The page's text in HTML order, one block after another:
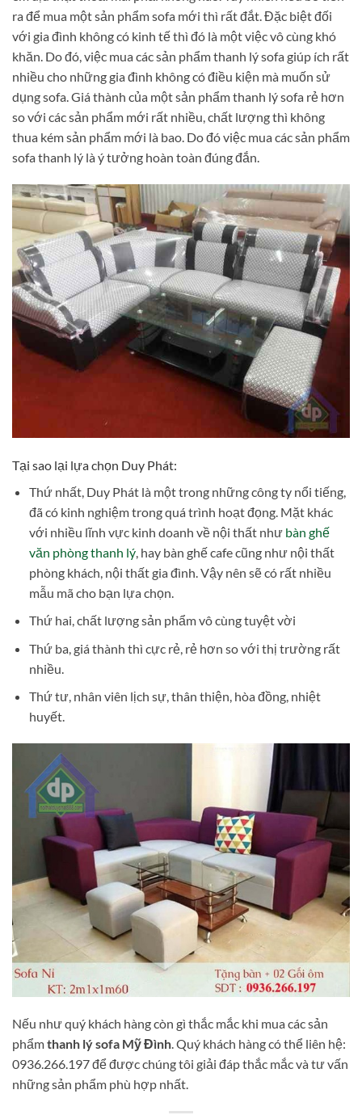
ra để mua một sản phẩm sofa mới thì rất đắt. Đặc biệt đối
với gia đình không có kinh tế thì đó là một việc vô cùng khó
khăn. Do đó, việc mua các sản phẩm thanh lý sofa giúp ích rất
nhiều cho những gia đình không có điều kiện mà muốn sử
dụng sofa. Giá thành của một sản phẩm thanh lý sofa rẻ hơn
so với các sản phẩm mới rất nhiều, chất lượng thì không
thua kém sản phẩm mới là bao. Do đó việc mua các sản phẩm
sofa thanh lý là ý tưởng hoàn toàn đúng đắn.
Tại sao lại lựa chọn Duy Phát:
Thứ nhất, Duy Phát là một trong những công ty nổi tiếng,
đã có kinh nghiệm trong quá trình hoạt đọng. Mặt khác
với nhiều lĩnh vực kinh doanh về nội thất như bàn ghế
văn phòng thanh lý, hay bàn ghế cafe cũng như nội thất
phòng khách, nội thất gia đình. Vậy nên sẽ có rất nhiều
mẫu mã cho bạn lựa chọn.
Thứ hai, chất lượng sản phẩm vô cùng tuyệt vời
Thứ ba, giá thành thì cực rẻ, rẻ hơn so với thị trường rất
nhiều.
Thứ tư, nhân viên lịch sự, thân thiện, hòa đồng, nhiệt
huyết.
Nếu như quý khách hàng còn gì thắc mắc khi mua các sản
phẩmthanh lý sofa Mỹ Đình. Quý khách hàng có thể liên hệ:
0936.266.197 để được chúng tôi giải đáp thắc mắc và tư vấn
những sản phẩm phù hợp nhất.